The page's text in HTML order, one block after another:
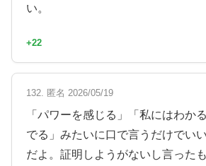
い。
+22
132. 匿名 2026/05/19
「パワーを感じる」「私にはわか
でる」みたいに口で言うだけでい
だよ。証明しようがないし言った